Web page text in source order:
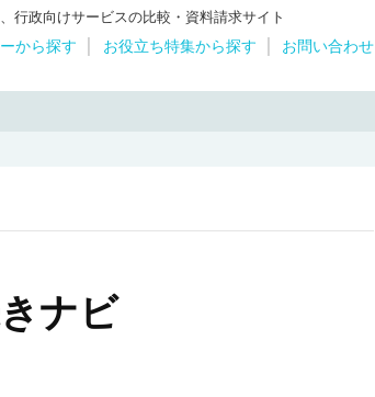
行政向けサービスの比較・資料請求サイト
から探す お役立ち特集から探す
お問い合わせ
ナビ